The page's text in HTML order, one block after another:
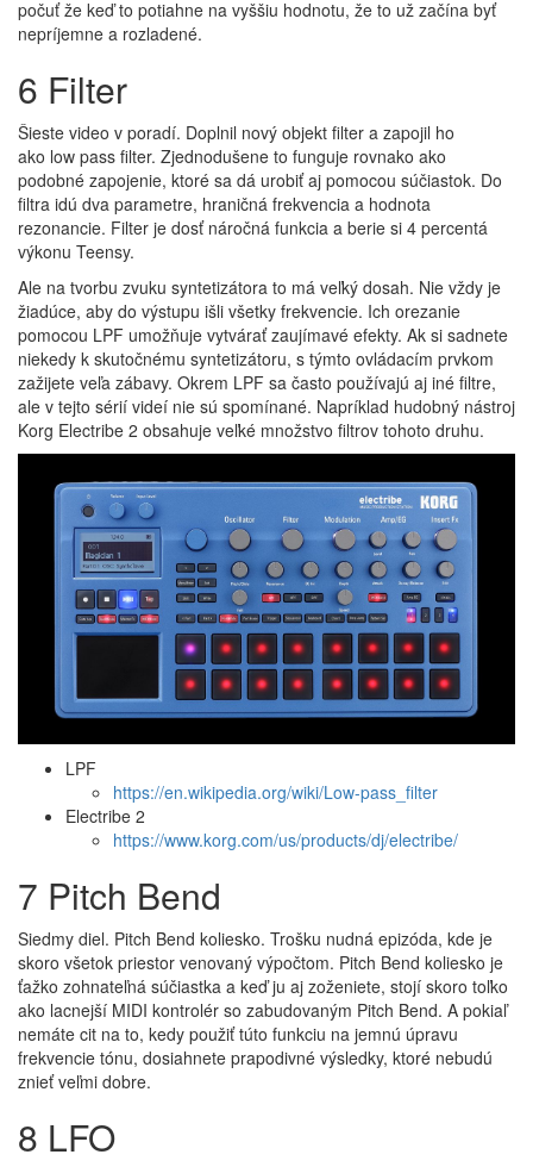
počuť že keď to potiahne na vyššiu hodnotu, že to už začína byť
nepríjemne a rozladené.
6 Filter
Šieste video v poradí. Doplnil nový objekt filter a zapojil ho
ako low pass filter. Zjednodušene to funguje rovnako ako
podobné zapojenie, ktoré sa dá urobiť aj pomocou súčiastok. Do
filtra idú dva parametre, hraničná frekvencia a hodnota
rezonancie. Filter je dosť náročná funkcia a berie si 4 percentá
výkonu Teensy.
Ale na tvorbu zvuku syntetizátora to má veľký dosah. Nie vždy je
žiadúce, aby do výstupu išli všetky frekvencie. Ich orezanie
pomocou LPF umožňuje vytvárať zaujímavé efekty. Ak si sadnete
niekedy k skutočnému syntetizátoru, s týmto ovládacím prvkom
zažijete veľa zábavy. Okrem LPF sa často používajú aj iné filtre,
ale v tejto sérií videí nie sú spomínané. Napríklad hudobný nástroj
Korg Electribe 2 obsahuje veľké množstvo filtrov tohoto druhu.
LPF
https://en.wikipedia.org/wiki/Low-pass_filter
Electribe 2
https://www.korg.com/us/products/dj/electribe/
7 Pitch Bend
Siedmy diel. Pitch Bend koliesko. Trošku nudná epizóda, kde je
skoro všetok priestor venovaný výpočtom. Pitch Bend koliesko je
ťažko zohnateľná súčiastka a keď ju aj zoženiete, stojí skoro toľko
ako lacnejší MIDI kontrolér so zabudovaným Pitch Bend. A pokiaľ
nemáte cit na to, kedy použiť túto funkciu na jemnú úpravu
frekvencie tónu, dosiahnete prapodivné výsledky, ktoré nebudú
znieť veľmi dobre.
8 LFO